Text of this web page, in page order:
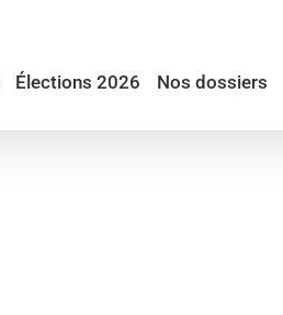
Élections 2026 Nos dossiers